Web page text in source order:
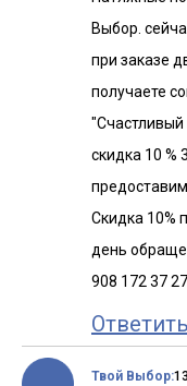
Выбор.
при заказе
получаете
скидка 10 %
предоставим
Скидка 10%
день
908 172 37
Ответить
Твой Выбор: